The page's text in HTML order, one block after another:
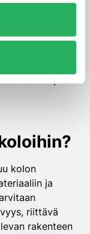
Tällaisissa
kolon
ja
riittävä
rakenteen